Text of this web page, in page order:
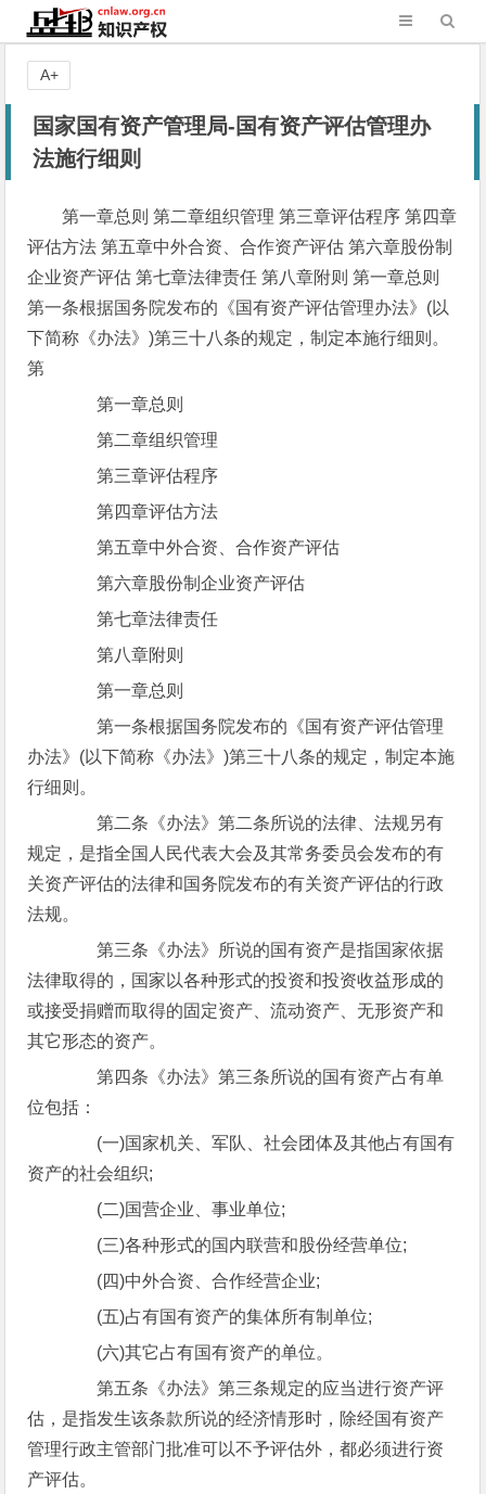
国家国有资产管理局-国有资产评估管理办
法施行细则
第一章总则 第二章组织管理 第三章评估程序 第四章
评估方法 第五章中外合资、合作资产评估 第六章股份制
企业资产评估 第七章法律责任 第八章附则 第一章总则
第一条根据国务院发布的《国有资产评估管理办法》(以
下简称《办法》)第三十八条的规定，制定本施行细则。
第
第一章总则
第二章组织管理
第三章评估程序
第四章评估方法
第五章中外合资、合作资产评估
第六章股份制企业资产评估
第七章法律责任
第八章附则
第一章总则
第一条根据国务院发布的《国有资产评估管理
办法》(以下简称《办法》)第三十八条的规定，制定本施
行细则。
第二条《办法》第二条所说的法律、法规另有
规定，是指全国人民代表大会及其常务委员会发布的有
关资产评估的法律和国务院发布的有关资产评估的行政
法规。
第三条《办法》所说的国有资产是指国家依据
法律取得的，国家以各种形式的投资和投资收益形成的
或接受捐赠而取得的固定资产、流动资产、无形资产和
其它形态的资产。
第四条《办法》第三条所说的国有资产占有单
位包括：
(一)国家机关、军队、社会团体及其他占有国有
资产的社会组织;
(二)国营企业、事业单位;
(三)各种形式的国内联营和股份经营单位;
(四)中外合资、合作经营企业;
(五)占有国有资产的集体所有制单位;
(六)其它占有国有资产的单位。
第五条《办法》第三条规定的应当进行资产评
估，是指发生该条款所说的经济情形时，除经国有资产
管理行政主管部门批准可以不予评估外，都必须进行资
产评估。
A+